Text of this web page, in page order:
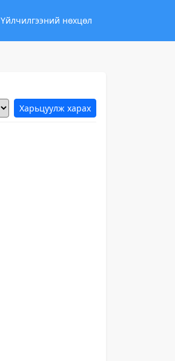
Үйлчилгээний нөхцөл